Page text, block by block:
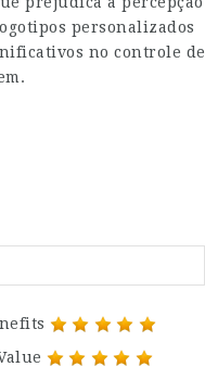
personalizados
no controle de